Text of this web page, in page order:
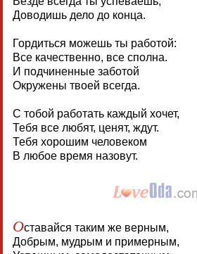
Доводишь дело до конца.
Гордиться можешь ты работой:
Все качественно, все сполна.
И подчиненные заботой
Окружены твоей всегда.
С тобой работать каждый хочет,
Тебя все любят, ценят, ждут.
Тебя хорошим человеком
В любое время назовут.
Оставайся таким же верным,
Добрым, мудрым и примерным,